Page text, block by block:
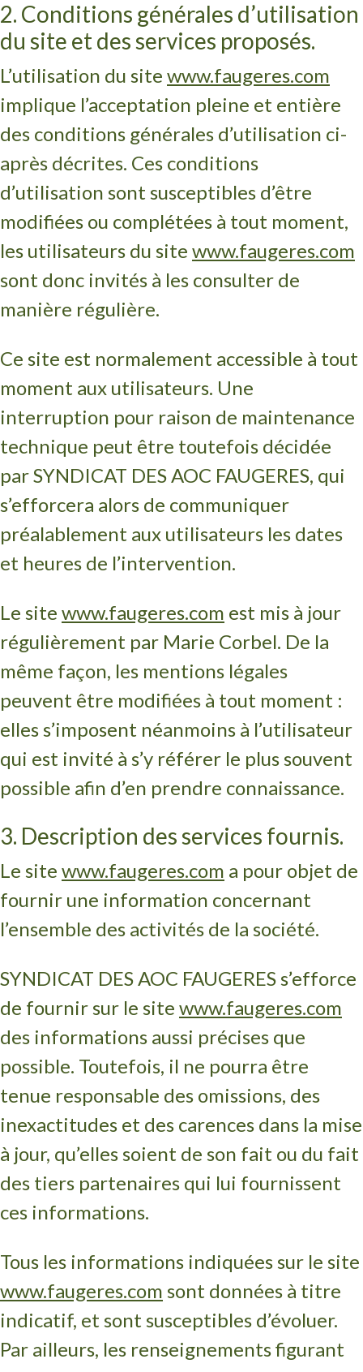
2. Conditions générales d’utilisation
du site et des services proposés.
L’utilisation du site www.faugeres.com
implique l’acceptation pleine et entière
des conditions générales d’utilisation ci-
après décrites. Ces conditions
d’utilisation sont susceptibles d’être
modifiées ou complétées à tout moment,
les utilisateurs du site www.faugeres.com
sont donc invités à les consulter de
manière régulière.
Ce site est normalement accessible à tout
moment aux utilisateurs. Une
interruption pour raison de maintenance
technique peut être toutefois décidée
par SYNDICAT DES AOC FAUGERES, qui
s’efforcera alors de communiquer
préalablement aux utilisateurs les dates
et heures de l’intervention.
Le site www.faugeres.com est mis à jour
régulièrement par Marie Corbel. De la
même façon, les mentions légales
peuvent être modifiées à tout moment :
elles s’imposent néanmoins à l’utilisateur
qui est invité à s’y référer le plus souvent
possible afin d’en prendre connaissance.
3. Description des services fournis.
Le site www.faugeres.com a pour objet de
fournir une information concernant
l’ensemble des activités de la société.
SYNDICAT DES AOC FAUGERES s’efforce
de fournir sur le site www.faugeres.com
des informations aussi précises que
possible. Toutefois, il ne pourra être
tenue responsable des omissions, des
inexactitudes et des carences dans la mise
à jour, qu’elles soient de son fait ou du fait
des tiers partenaires qui lui fournissent
ces informations.
Tous les informations indiquées sur le site
www.faugeres.com sont données à titre
indicatif, et sont susceptibles d’évoluer.
Par ailleurs, les renseignements figurant